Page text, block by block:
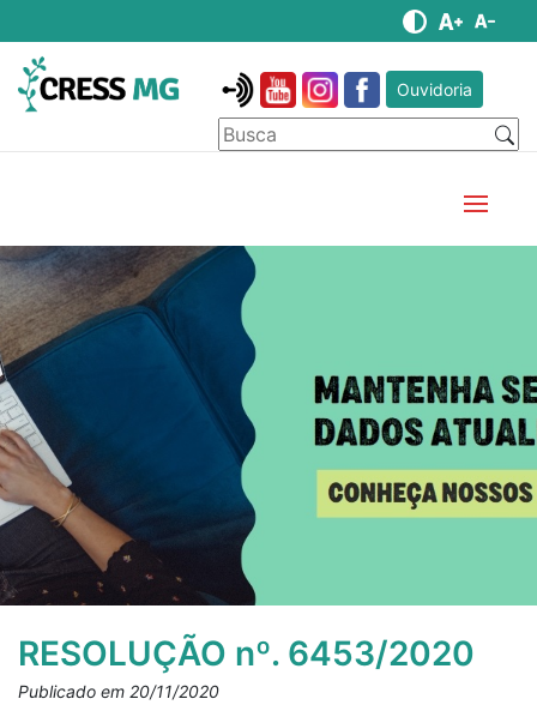
Ouvidoria
RESOLUÇÃO nº. 6453/2020
Publicado em 20/11/2020